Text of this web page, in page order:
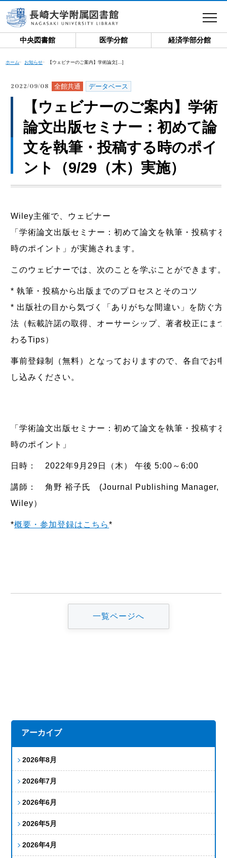
中央図書館 医学分館 経済学部分館
toggle
アーカイブ
2026年8月
2026年7月
2026年6月
2026年5月
2026年4月
ホーム お知らせ 【ウェビナーのご案内】学術論文[…]
2022/09/08 全館共通 データベース
【ウェビナーのご案内】学術
論文出版セミナー：初めて論
文を執筆・投稿する時のポイ
ント（9/29（木）実施）
Wiley主催で、ウェビナー
「学術論文出版セミナー：初めて論文を執筆・投稿する
時のポイント」が実施されます。
このウェビナーでは、次のことを学ぶことができます。
* 執筆・投稿から出版までのプロセスとそのコツ
* 出版社の目から気づく「ありがちな間違い」を防ぐ方
法（転載許諾の取得、オーサーシップ、著者校正にまつ
わるTips）
事前登録制（無料）となっておりますので、各自でお申
し込みください。
「学術論文出版セミナー：初めて論文を執筆・投稿する
時のポイント」
日時： 2022年9月29日（木） 午後 5:00～6:00
講師： 角野 裕子氏 (Journal Publishing Manager,
Wiley）
*概要・参加登録はこちら*
一覧ページへ